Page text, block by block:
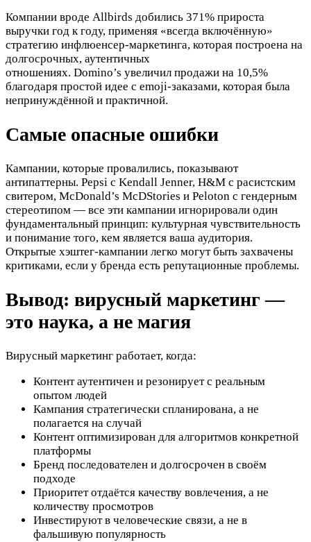
Компании вроде Allbirds добились 371% прироста
выручки год к году, применяя «всегда включённую»
стратегию инфлюенсер-маркетинга, которая построена на
долгосрочных, аутентичных
отношениях. Domino’s увеличил продажи на 10,5%
благодаря простой идее с emoji-заказами, которая была
непринуждённой и практичной.​
Самые опасные ошибки
Кампании, которые провалились, показывают
антипаттерны. Pepsi с Kendall Jenner, H&M с расистским
свитером, McDonald’s McDStories и Peloton с гендерным
стереотипом — все эти кампании игнорировали один
фундаментальный принцип: культурная чувствительность
и понимание того, кем является ваша аудитория.
Открытые хэштег-кампании легко могут быть захвачены
критиками, если у бренда есть репутационные проблемы.​
Вывод: вирусный маркетинг —
это наука, а не магия
Вирусный маркетинг работает, когда:
Контент аутентичен и резонирует с реальным
опытом людей
Кампания стратегически спланирована, а не
полагается на случай
Контент оптимизирован для алгоритмов конкретной
платформы
Бренд последователен и долгосрочен в своём
подходе
Приоритет отдаётся качеству вовлечения, а не
количеству просмотров
Инвестируют в человеческие связи, а не в
фальшивую популярность